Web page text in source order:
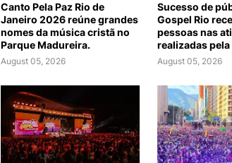
Canto Pela Paz Rio de
Janeiro 2026 reúne grandes
nomes da música cristã no
Parque Madureira.
August 05, 2026
Sucesso de
Gospel Rio
pessoas nas
realizadas
August 05, 2026